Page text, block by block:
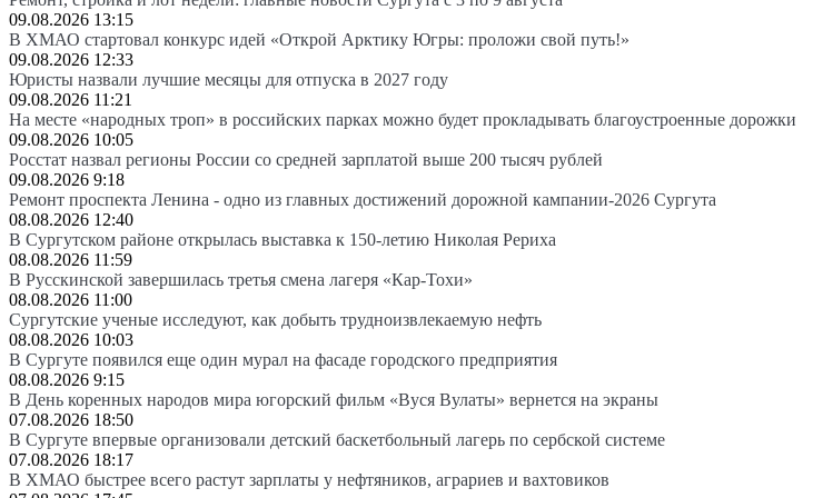
09.08.2026 13:15
В ХМАО стартовал конкурс идей «Открой Арктику Югры: проложи свой путь!»
09.08.2026 12:33
Юристы назвали лучшие месяцы для отпуска в 2027 году
09.08.2026 11:21
На месте «народных троп» в российских парках можно будет прокладывать благоустроенные дорожки
09.08.2026 10:05
Росстат назвал регионы России со средней зарплатой выше 200 тысяч рублей
09.08.2026 9:18
Ремонт проспекта Ленина - одно из главных достижений дорожной кампании-2026 Сургута
08.08.2026 12:40
В Сургутском районе открылась выставка к 150-летию Николая Рериха
08.08.2026 11:59
В Русскинской завершилась третья смена лагеря «Кар-Тохи»
08.08.2026 11:00
Сургутские ученые исследуют, как добыть трудноизвлекаемую нефть
08.08.2026 10:03
В Сургуте появился еще один мурал на фасаде городского предприятия
08.08.2026 9:15
В День коренных народов мира югорский фильм «Вуся Вулаты» вернется на экраны
07.08.2026 18:50
В Сургуте впервые организовали детский баскетбольный лагерь по сербской системе
07.08.2026 18:17
В ХМАО быстрее всего растут зарплаты у нефтяников, аграриев и вахтовиков